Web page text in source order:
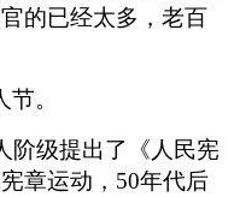
的已经太多，老百
。
阶级提出了《人民宪
章运动，50年代后